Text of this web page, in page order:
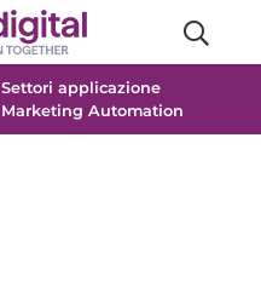
Settori applicazione
Marketing Automation